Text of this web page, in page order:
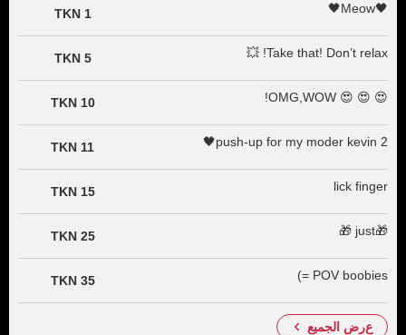
🖤Meow🖤
1 TKN
Take that! Don’t relax! 💥
5 TKN
😍 😍 😍 OMG,WOW!
10 TKN
2 push-up for my moder kevin🖤
11 TKN
lick finger
15 TKN
🎁just 🎁
25 TKN
POV boobies =)
35 TKN
عرض الجميع